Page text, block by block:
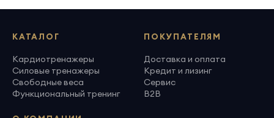
КАТАЛОГ
Кардиотренажеры
Силовые тренажеры
Свободные веса
Функциональный тренинг
ПОКУПАТЕЛЯМ
Доставка и оплата
Кредит и лизинг
Сервис
B2B